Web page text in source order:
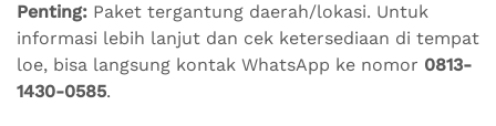
Penting: Paket tergantung daerah/lokasi. Untuk
informasi lebih lanjut dan cek ketersediaan di tempat
loe, bisa langsung kontak WhatsApp ke nomor 0813-
1430-0585.